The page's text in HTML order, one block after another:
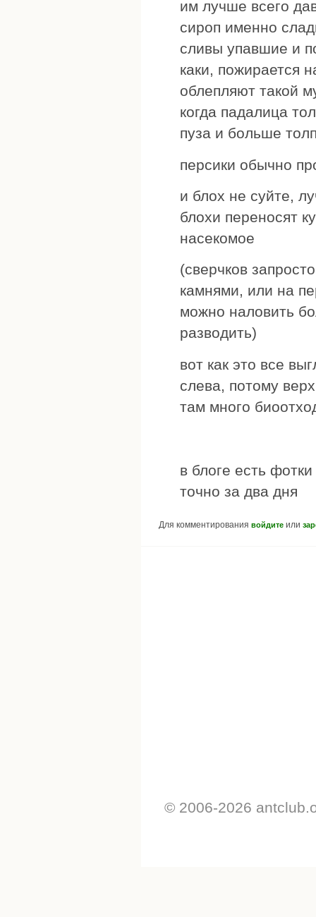
им лучше всего
сироп именно
сливы упавшие и
каки, пожирается
облепляют такой
когда падалица
пуза и больше
персики обычно
и блох не суйте,
блохи переносят
насекомое
(сверчков
камнями, или на
можно наловить
разводить)
вот как это все
слева, потому
там много
в блоге есть
точно за два дня
Для комментирования войдите или
© 2006-2026